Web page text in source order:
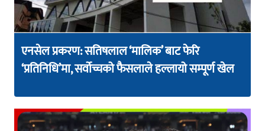
एनसेल प्रकरण: सतिषलाल ‘मालिक’ बाट फेरि
‘प्रतिनिधि’मा, सर्वोच्चको फैसलाले हल्लायो सम्पूर्ण खेल